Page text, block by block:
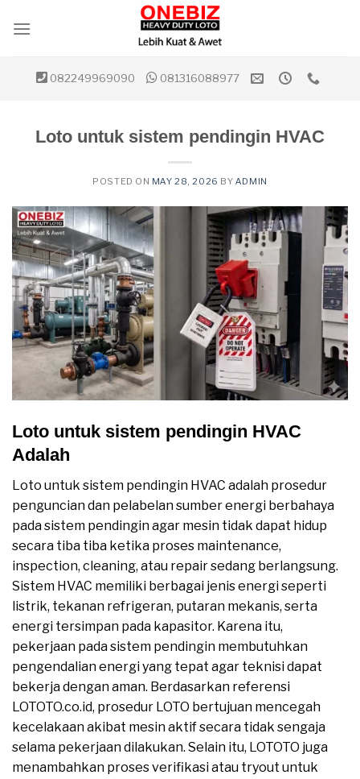
082249969090 081316088977
Loto untuk sistem pendingin HVAC
POSTED ON MAY 28, 2026 BY ADMIN
Loto untuk sistem pendingin HVAC
Adalah
Loto untuk sistem pendingin HVAC adalah prosedur
penguncian dan pelabelan sumber energi berbahaya
pada sistem pendingin agar mesin tidak dapat hidup
secara tiba tiba ketika proses maintenance,
inspection, cleaning, atau repair sedang berlangsung.
Sistem HVAC memiliki berbagai jenis energi seperti
listrik, tekanan refrigeran, putaran mekanis, serta
energi tersimpan pada kapasitor. Karena itu,
pekerjaan pada sistem pendingin membutuhkan
pengendalian energi yang tepat agar teknisi dapat
bekerja dengan aman. Berdasarkan referensi
LOTOTO.co.id, prosedur LOTO bertujuan mencegah
kecelakaan akibat mesin aktif secara tidak sengaja
selama pekerjaan dilakukan. Selain itu, LOTOTO juga
menambahkan proses verifikasi atau tryout untuk